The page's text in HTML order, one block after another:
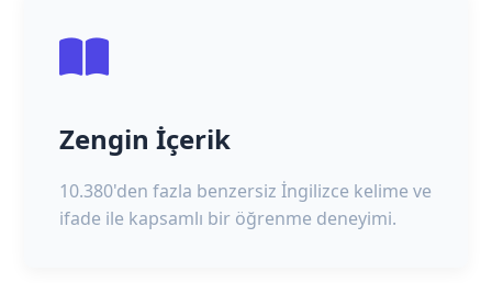
Zengin İçerik
10.380'den fazla benzersiz İngilizce kelime ve
ifade ile kapsamlı bir öğrenme deneyimi.